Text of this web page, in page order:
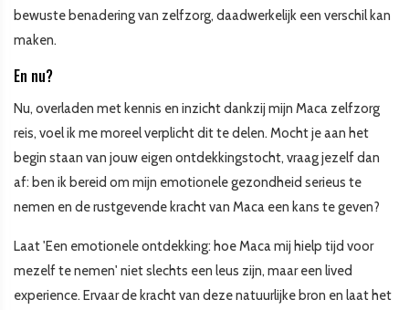
bewuste benadering van zelfzorg, daadwerkelijk een verschil kan
maken.
En nu?
Nu, overladen met kennis en inzicht dankzij mijn Maca zelfzorg
reis, voel ik me moreel verplicht dit te delen. Mocht je aan het
begin staan van jouw eigen ontdekkingstocht, vraag jezelf dan
af: ben ik bereid om mijn emotionele gezondheid serieus te
nemen en de rustgevende kracht van Maca een kans te geven?
Laat 'Een emotionele ontdekking: hoe Maca mij hielp tijd voor
mezelf te nemen' niet slechts een leus zijn, maar een lived
experience. Ervaar de kracht van deze natuurlijke bron en laat het